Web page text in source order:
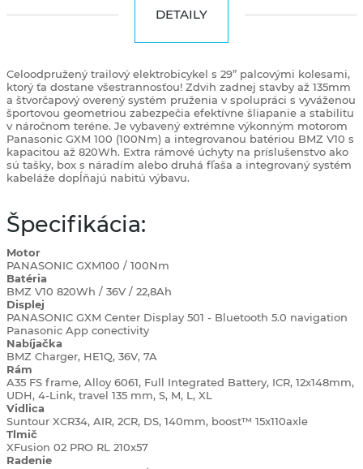
DETAILY
Celoodpružený trailový elektrobicykel s 29” palcovými kolesami,
ktorý ťa dostane všestrannosťou! Zdvih zadnej stavby až 135mm
a štvorčapový overený systém pruženia v spolupráci s vyváženou
športovou geometriou zabezpečia efektívne šliapanie a stabilitu
v náročnom teréne. Je vybavený extrémne výkonným motorom
Panasonic GXM 100 (100Nm) a integrovanou batériou BMZ V10 s
kapacitou až 820Wh. Extra rámové úchyty na príslušenstvo ako
sú tašky, box s náradím alebo druhá fľaša a integrovaný systém
kabeláže dopĺňajú nabitú výbavu.
Špecifikácia:
Motor
PANASONIC GXM100 / 100Nm
Batéria
BMZ V10 820Wh / 36V / 22,8Ah
Displej
PANASONIC GXM Center Display 501 - Bluetooth 5.0 navigation
Panasonic App conectivity
Nabíjačka
BMZ Charger, HE1Q, 36V, 7A
Rám
A35 FS frame, Alloy 6061, Full Integrated Battery, ICR, 12x148mm,
UDH, 4-Link, travel 135 mm, S, M, L, XL
Vidlica
Suntour XCR34, AIR, 2CR, DS, 140mm, boost™ 15x110axle
Tlmič
XFusion 02 PRO RL 210x57
Radenie